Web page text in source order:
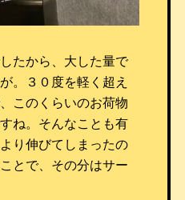
たから、大した量で
。３０度を軽く超え
このくらいのお荷物
ね。そんなことも有
り伸びてしまったの
とで、その分はサー